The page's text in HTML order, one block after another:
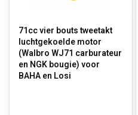
71cc vier bouts tweetakt
luchtgekoelde motor
(Walbro WJ71 carburateur
en NGK bougie) voor
BAHA en Losi